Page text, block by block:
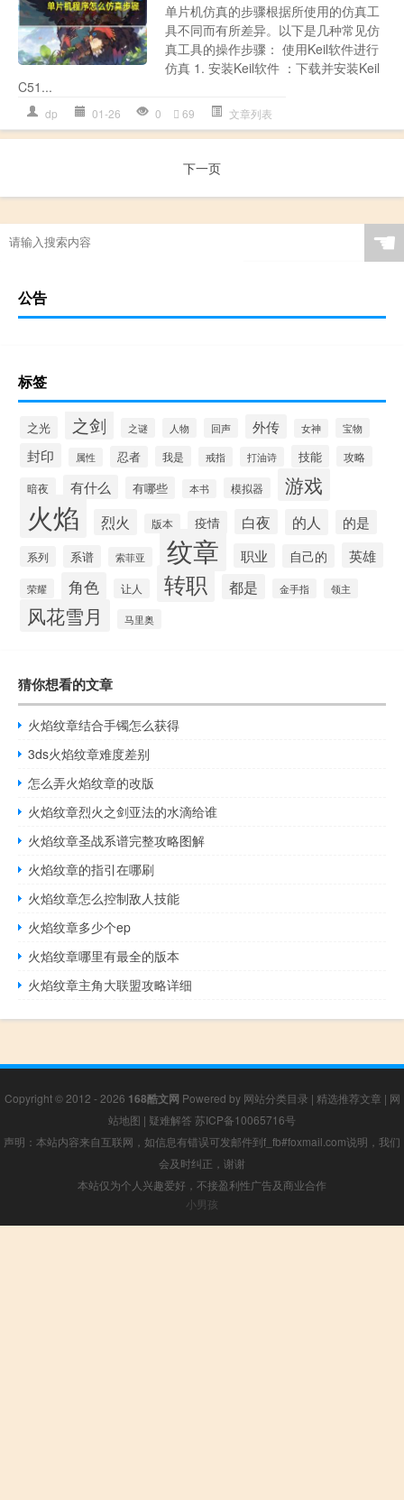
单片机仿真的步骤根据所使用的仿真工
具不同而有所差异。以下是几种常见仿
真工具的操作步骤： 使用Keil软件进行
仿真 1. 安装Keil软件 ：下载并安装Keil
C51...
dp 01-26 0 69 文章列表
下一页
☚
公告
标签
之光 之剑 之谜 人物 回声 外传 女神 宝物
封印 属性 忍者 我是 戒指 打油诗 技能 攻略
暗夜 有什么 有哪些 本书 模拟器 游戏
火焰 烈火 版本 疫情 白夜 的人 的是
系列 系谱 索菲亚 纹章 职业 自己的 英雄
荣耀 角色 让人 转职 都是 金手指 领主
风花雪月 马里奥
猜你想看的文章
火焰纹章结合手镯怎么获得
3ds火焰纹章难度差别
怎么弄火焰纹章的改版
火焰纹章烈火之剑亚法的水滴给谁
火焰纹章圣战系谱完整攻略图解
火焰纹章的指引在哪刷
火焰纹章怎么控制敌人技能
火焰纹章多少个ep
火焰纹章哪里有最全的版本
火焰纹章主角大联盟攻略详细
Copyright © 2012 - 2026 168酷文网 Powered by 网站分类目录 | 精选推荐文章 | 网
站地图 | 疑难解答 苏ICP备10065716号
声明：本站内容来自互联网，如信息有错误可发邮件到f_fb#foxmail.com说明，我们
会及时纠正，谢谢
本站仅为个人兴趣爱好，不接盈利性广告及商业合作
小男孩